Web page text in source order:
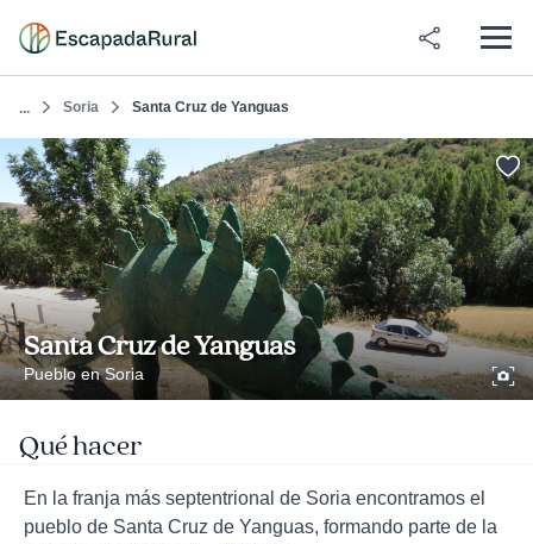
... Soria Santa Cruz de Yanguas
Santa Cruz de Yanguas
Pueblo en Soria
Qué hacer
En la franja más septentrional de Soria encontramos el
pueblo de Santa Cruz de Yanguas, formando parte de la